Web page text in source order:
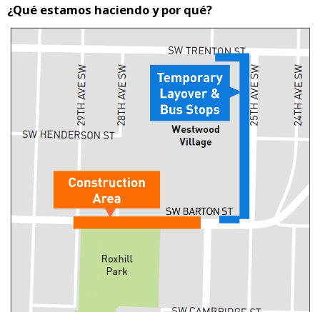
¿Qué estamos haciendo y por qué?